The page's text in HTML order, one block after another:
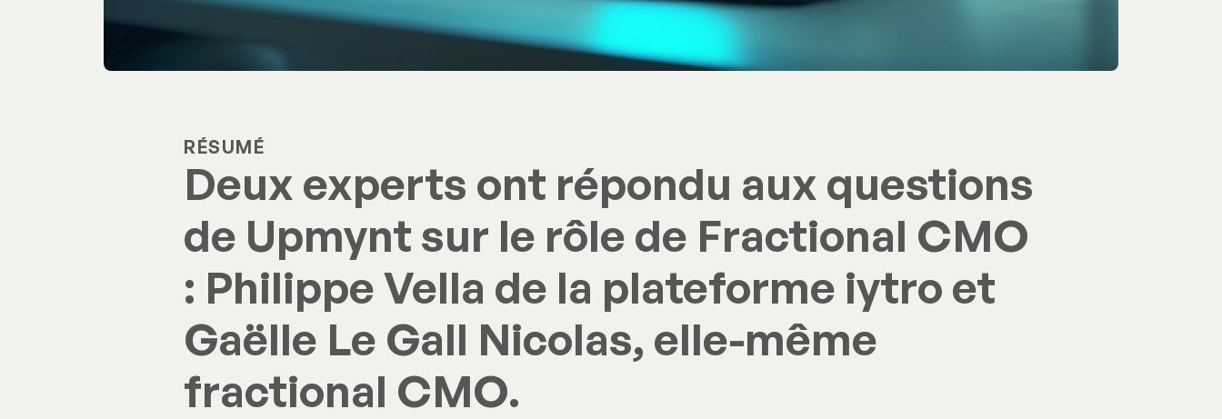
RÉSUMÉ
Deux experts ont répondu aux questions
de Upmynt sur le rôle de Fractional CMO
: Philippe Vella de la plateforme iytro et
Gaëlle Le Gall Nicolas, elle-même
fractional CMO.